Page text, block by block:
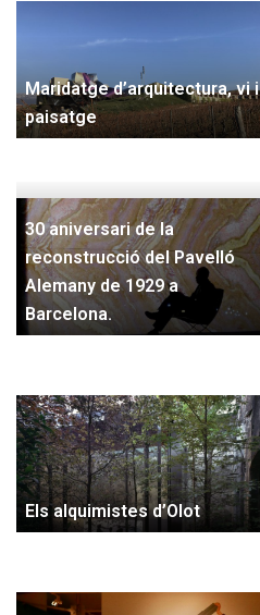
Maridatge d’arquitectura, vi i
paisatge
30 aniversari de la
reconstrucció del Pavelló
Alemany de 1929 a
Barcelona.
Els alquimistes d’Olot